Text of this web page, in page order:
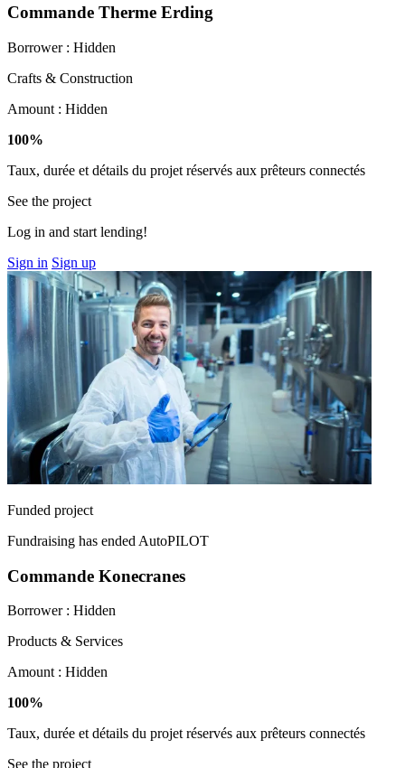
Commande Therme Erding
Borrower : Hidden
Crafts & Construction
Amount : Hidden
100%
Taux, durée et détails du projet réservés aux prêteurs connectés
See the project
Log in and start lending!
Sign in Sign up
Funded project
Fundraising has ended AutoPILOT
Commande Konecranes
Borrower : Hidden
Products & Services
Amount : Hidden
100%
Taux, durée et détails du projet réservés aux prêteurs connectés
See the project